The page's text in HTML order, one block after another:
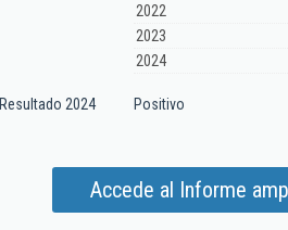
2022
2023
2024
Resultado 2024 Positivo
Accede al Informe